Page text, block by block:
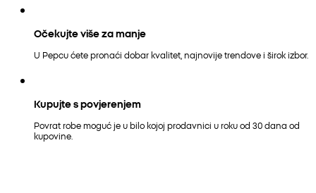
Očekujte više za manje
U Pepcu ćete pronaći dobar kvalitet, najnovije trendove i širok izbor.
Kupujte s povjerenjem
Povrat robe moguć je u bilo kojoj prodavnici u roku od 30 dana od
kupovine.